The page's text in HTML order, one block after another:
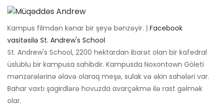
Kampus filmdən kənar bir şeyə bənzəyir. | Facebook
vasitəsilə St. Andrew's School
St. Andrew's School, 2200 hektardan ibarət olan bir kafedral
üslublu bir kampusa sahibdir. Kampusda Noxontown Göleti
mənzərələrinə əlavə olaraq meşə, sulak və əkin sahələri var.
Bahar vaxtı şagirdlərə hovuzda avarçəkmə ilə rast gəlmək
olar.